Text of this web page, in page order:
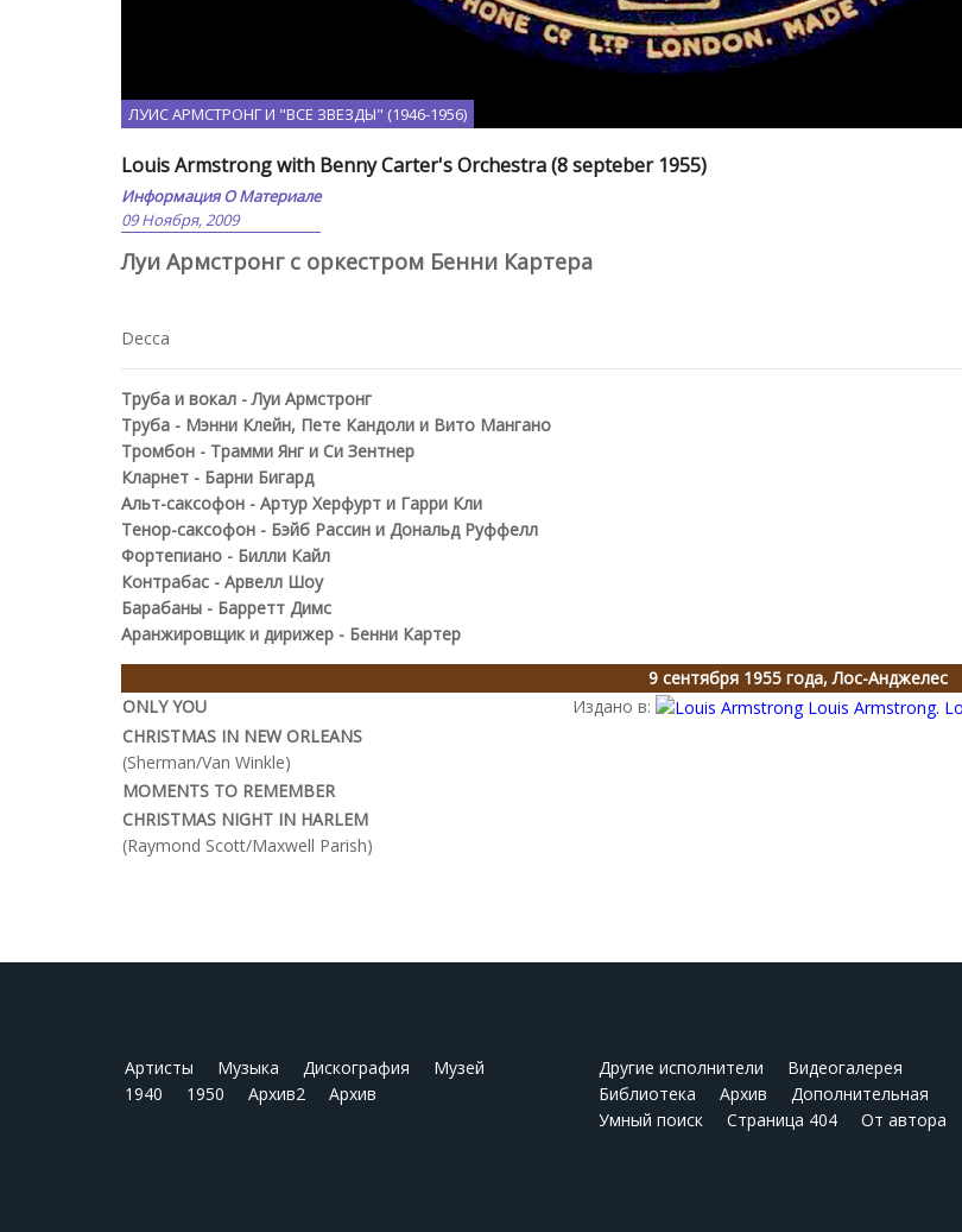
ЛУИС АРМСТРОНГ И "ВСЕ ЗВЕЗДЫ" (1946-1956)
Louis Armstrong with Benny Carter's Orchestra (8 septeber 1955)
Информация О Материале
09 Ноября, 2009
Луи Армстронг с оркестром Бенни Картера
Decca
Труба и вокал - Луи Армстронг
Труба - Мэнни Клейн, Пете Кандоли и Вито Мангано
Тромбон - Трамми Янг и Си Зентнер
Кларнет - Барни Бигард
Альт-саксофон - Артур Херфурт и Гарри Кли
Тенор-саксофон - Бэйб Рассин и Дональд Руффелл
Фортепиано - Билли Кайл
Контрабас - Арвелл Шоу
Барабаны - Барретт Димс
Аранжировщик и дирижер - Бенни Картер
9 сентября 1955 года, Лос-Анджелес
ONLY YOU
Издано в:
CHRISTMAS IN NEW ORLEANS
(Sherman/Van Winkle)
MOMENTS TO REMEMBER
CHRISTMAS NIGHT IN HARLEM
(Raymond Scott/Maxwell Parish)
Артисты Музыка Дискография
Музей
1940
1950 Архив2 Архив
Другие исполнители
Видеогалерея
Библиотека
Архив
Дополнительная
Умный поиск
Страница 404 От автора